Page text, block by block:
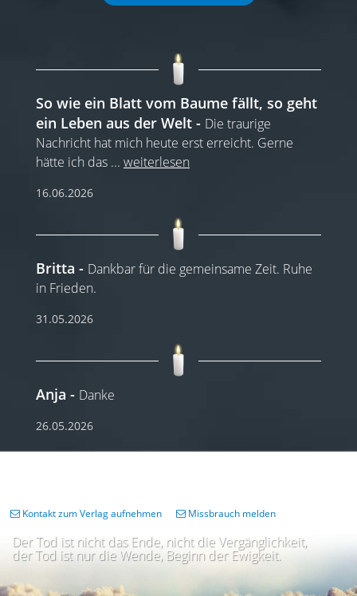
So wie ein Blatt vom Baume fällt, so geht
ein Leben aus der Welt
Die traurige
Nachricht hat mich heute erst erreicht. Gerne
hätte ich das ... weiterlesen
16.06.2026
Britta
Dankbar für die gemeinsame Zeit. Ruhe
in Frieden.
31.05.2026
Anja Danke
26.05.2026
Der Tod ist nicht das Ende, nicht die Vergänglichkeit,
der Tod ist nur die Wende, Beginn der Ewigkeit.
Kontakt zum Verlag aufnehmen Missbrauch melden